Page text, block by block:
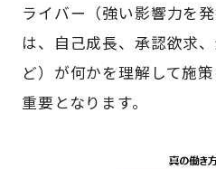
ライバー（強い影響力を
は、自己成長、承認欲求
ど）が何かを理解して施
重要となります。